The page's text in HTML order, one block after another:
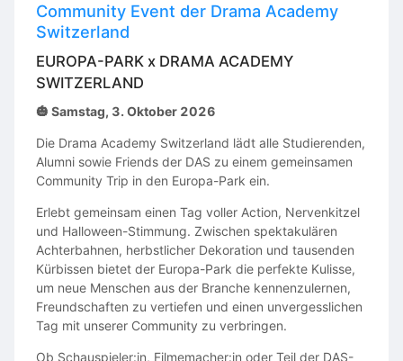
Community Event der Drama Academy
Switzerland
EUROPA-PARK x DRAMA ACADEMY
SWITZERLAND
🎃 Samstag, 3. Oktober 2026
Die Drama Academy Switzerland lädt alle Studierenden,
Alumni sowie Friends der DAS zu einem gemeinsamen
Community Trip in den Europa-Park ein.
Erlebt gemeinsam einen Tag voller Action, Nervenkitzel
und Halloween-Stimmung. Zwischen spektakulären
Achterbahnen, herbstlicher Dekoration und tausenden
Kürbissen bietet der Europa-Park die perfekte Kulisse,
um neue Menschen aus der Branche kennenzulernen,
Freundschaften zu vertiefen und einen unvergesslichen
Tag mit unserer Community zu verbringen.
Ob Schauspieler:in, Filmemacher:in oder Teil der DAS-